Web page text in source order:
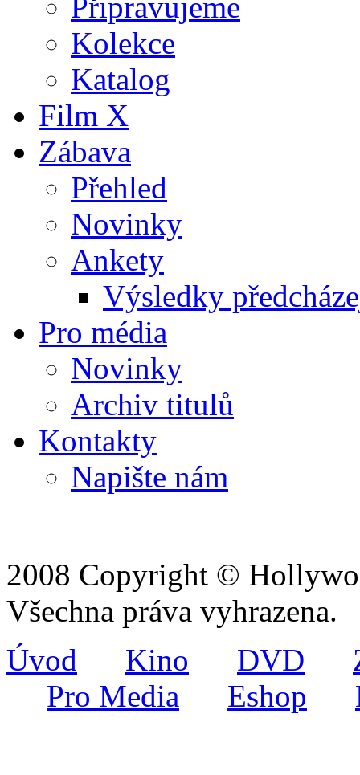
Kolekce
Katalog
Film X
Zábava
Přehled
Novinky
Ankety
Výsledky
Pro média
Novinky
Archiv titulů
Kontakty
Napište nám
2008 Copyright ©
Všechna práva vyhrazena.
Úvod
Kino DVD
Pro Media
Eshop